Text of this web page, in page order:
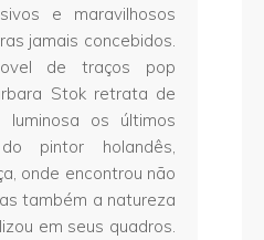
e maravilhosos
jamais concebidos.
de traços pop
Stok retrata de
os últimos
pintor holandês,
onde encontrou não
também a natureza
em seus quadros.